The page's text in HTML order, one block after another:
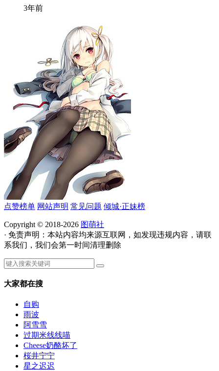
3年前
点赞榜单 网站声明 常见问题 倾城·正妹榜
Copyright © 2018-2026 图萌社
· 免责声明：本站内容均来源互联网，如发现违规内容，请联
系我们，我们会第一时间清理删除
大家都在搜
自购
雨波
阿雪雪
过期米线线喵
Cheese奶酪坏了
桜井宁宁
星之迟迟